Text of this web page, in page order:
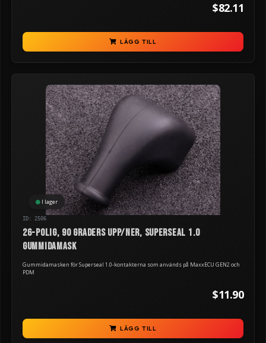
$82.11
LÄGG TILL
I lager
ID: 2506
26-polig, 90 graders upp/ner, Superseal 1.0
gummidamask
Gummidamasken för Superseal 1.0-kontakterna som används på MaxxECU GEN2 och
PDM
$11.90
LÄGG TILL